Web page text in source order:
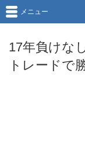
17年負けな
トレードで
メニュー